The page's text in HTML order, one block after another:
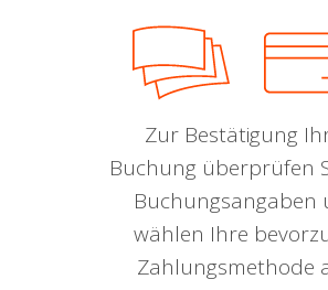
Zur Bestätigung
Buchung überprüfen
Buchungsangaben
wählen Ihre
Zahlungsmethode